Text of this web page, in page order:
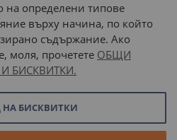
до адрес с:
наш транспорт
на определени типове
върху начина, по който
съдържание. Ако
моля, прочетете ОБЩИ
БИСКВИТКИ.
НА БИСКВИТКИ